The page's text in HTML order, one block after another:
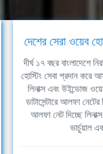
দেশের সেরা ওয়েব
দীর্ঘ ১৭ বছর বাংলাদেশে
হোস্টিং সেবা প্রদান করে
লিনাক্স এবং উইন্ডোজ
ডাটাসেন্টারে আলফা
আলফা নেট দিচ্ছে
ভার্চুয়াল